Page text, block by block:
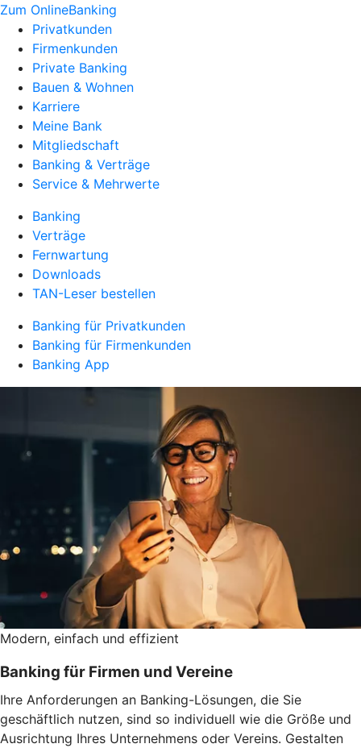
Zum OnlineBanking
Privatkunden
Firmenkunden
Private Banking
Bauen & Wohnen
Karriere
Meine Bank
Mitgliedschaft
Banking & Verträge
Service & Mehrwerte
Banking
Verträge
Fernwartung
Downloads
TAN-Leser bestellen
Banking für Privatkunden
Banking für Firmenkunden
Banking App
Modern, einfach und effizient
Banking für Firmen und Vereine
Ihre Anforderungen an Banking-Lösungen, die Sie
geschäftlich nutzen, sind so individuell wie die Größe und
Ausrichtung Ihres Unternehmens oder Vereins. Gestalten